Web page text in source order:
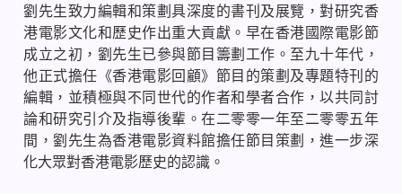
劉先生致力編輯和策劃具深度的書刊及展覽，對研究香
港電影文化和歷史作出重大貢獻。早在香港國際電影節
成立之初，劉先生已參與節目籌劃工作。至九十年代，
他正式擔任《香港電影回顧》節目的策劃及專題特刊的
編輯，並積極與不同世代的作者和學者合作，以共同討
論和研究引介及指導後輩。在二零零一年至二零零五年
間，劉先生為香港電影資料館擔任節目策劃，進一步深
化大眾對香港電影歷史的認識。